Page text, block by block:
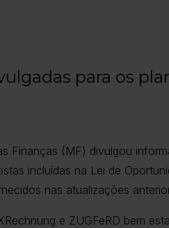
para os
Finanças (MF) divulgou
incluídas na Lei de
nas atualizações
e ZUGFeRD bem